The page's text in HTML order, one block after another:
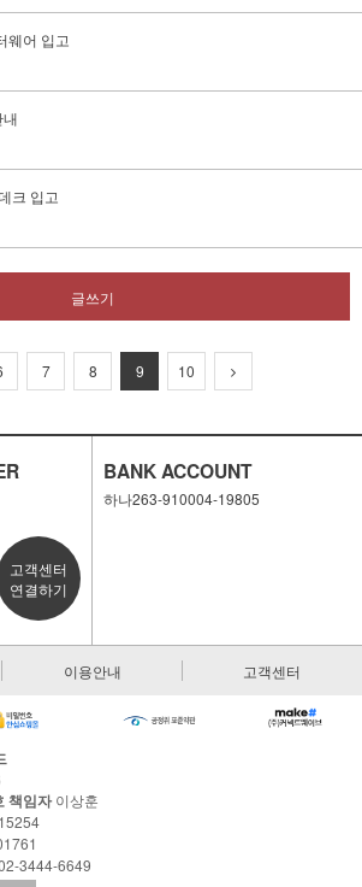
웨어 입고
크 입고
글쓰기
7 8 9 10
고객센터
연결하기
BANK ACCOUNT
하나263-910004-19805
이용안내 고객센터
책임자이상훈
3444-6649